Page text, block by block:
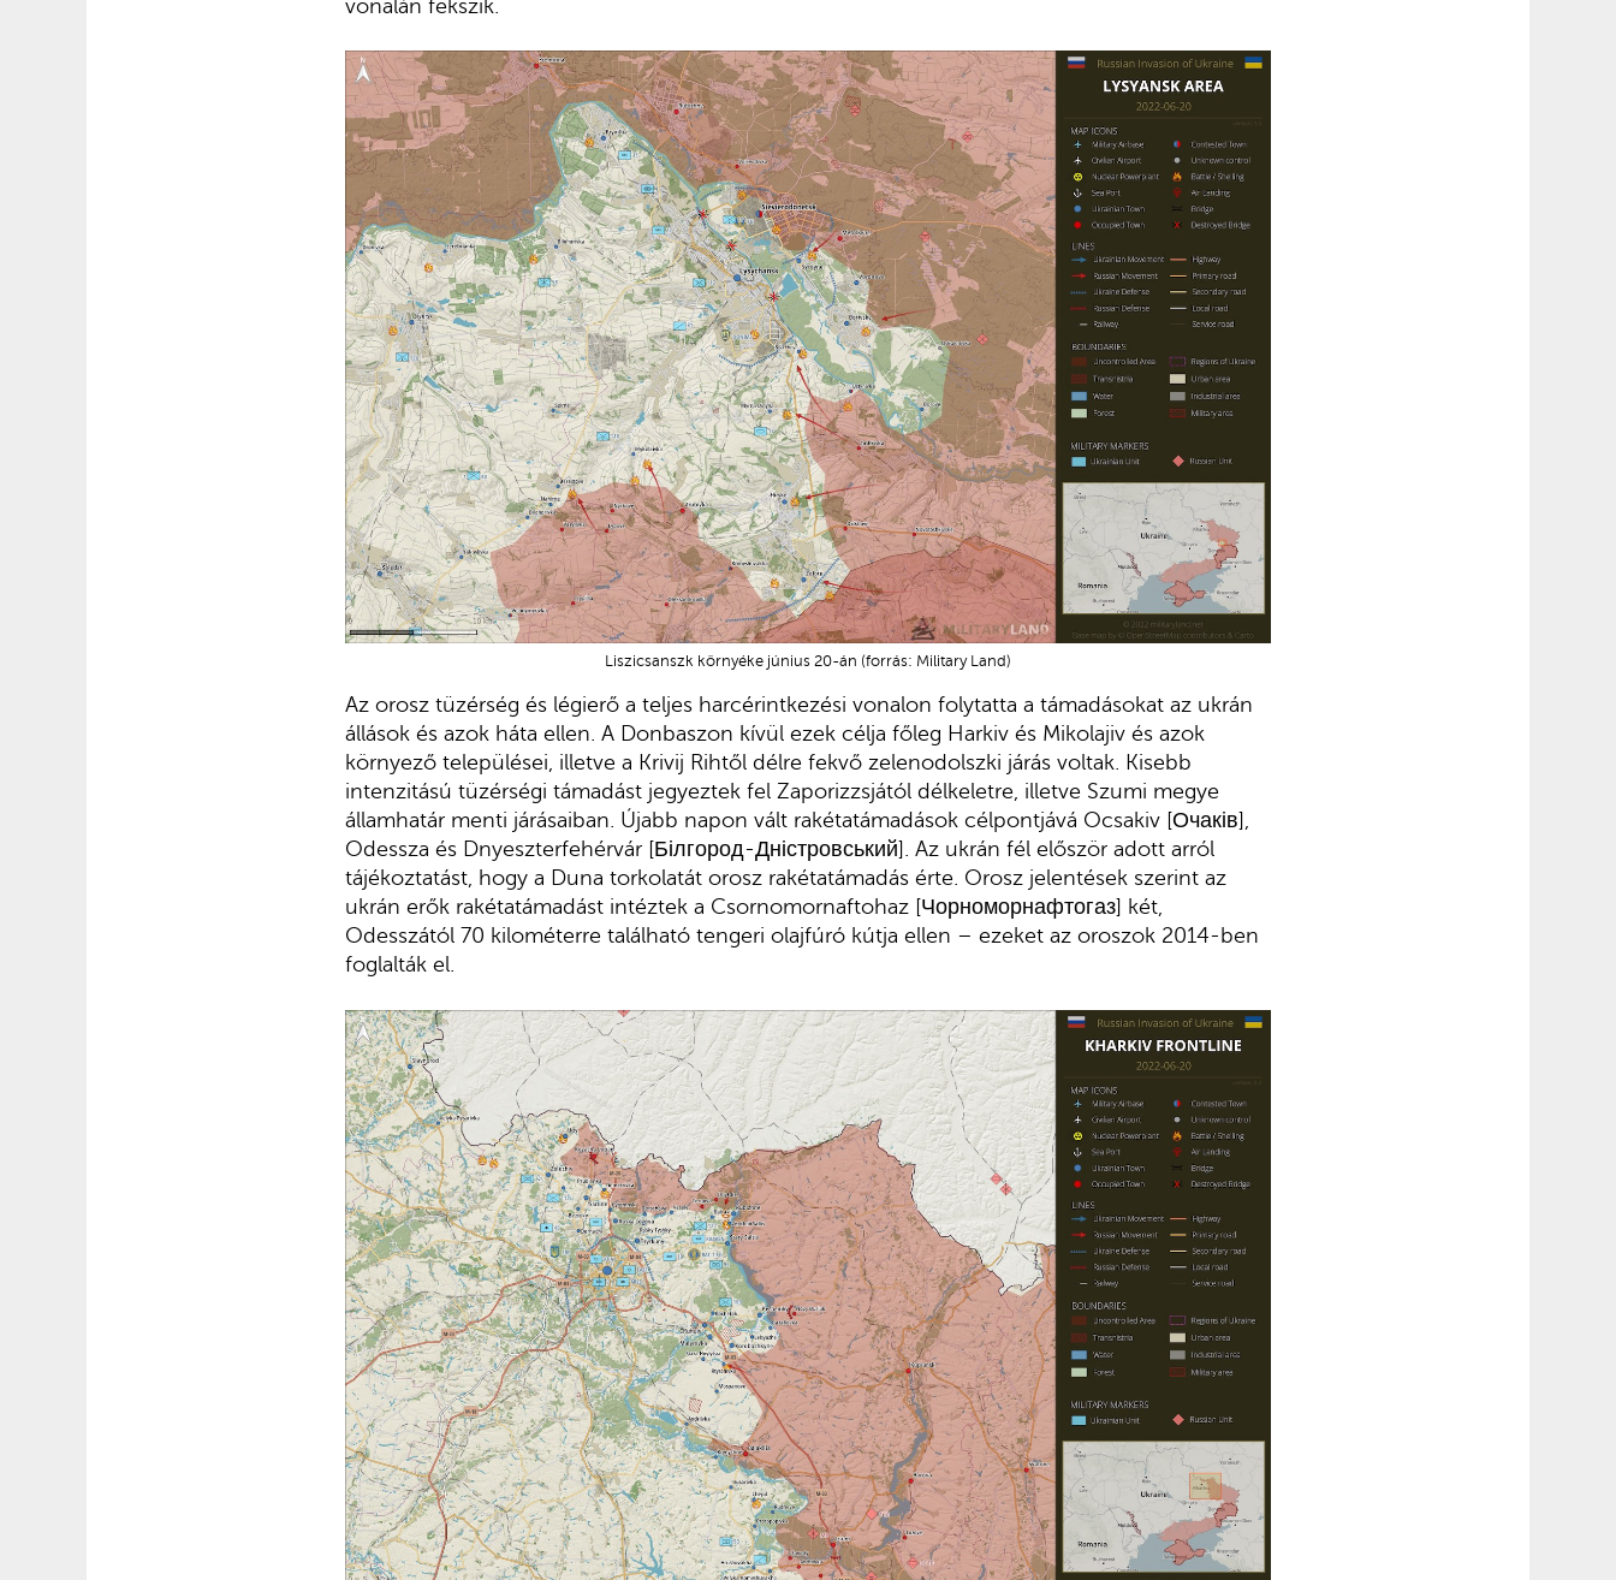
vonalán fekszik.
Liszicsanszk környéke június 20-án (forrás: Military Land)
Az orosz tüzérség és légierő a teljes harcérintkezési vonalon folytatta a támadásokat az ukrán
állások és azok háta ellen. A Donbaszon kívül ezek célja főleg Harkiv és Mikolajiv és azok
környező települései, illetve a Krivij Rihtől délre fekvő zelenodolszki járás voltak. Kisebb
intenzitású tüzérségi támadást jegyeztek fel Zaporizzsjától délkeletre, illetve Szumi megye
államhatár menti járásaiban. Újabb napon vált rakétatámadások célpontjává Ocsakiv [Очаків],
Odessza és Dnyeszterfehérvár [Білгород-Дністровський]. Az ukrán fél először adott arról
tájékoztatást, hogy a Duna torkolatát orosz rakétatámadás érte. Orosz jelentések szerint az
ukrán erők rakétatámadást intéztek a Csornomornaftohaz [Чорноморнафтогаз] két,
Odesszától 70 kilométerre található tengeri olajfúró kútja ellen – ezeket az oroszok 2014-ben
foglalták el.